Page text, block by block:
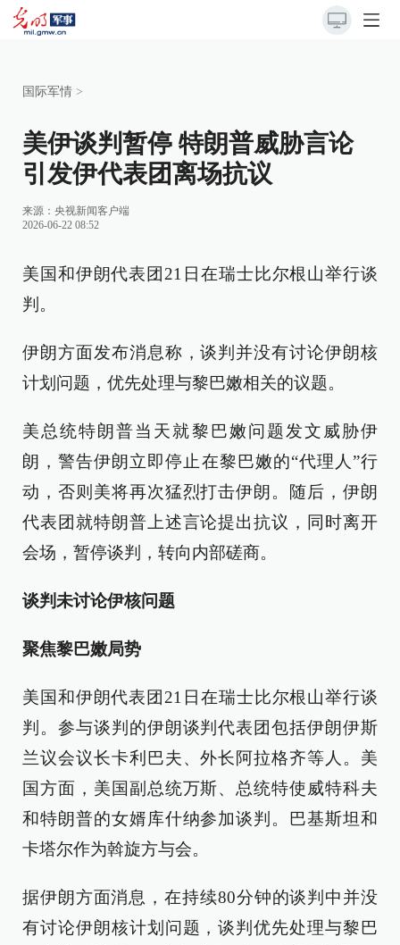
国际军情 >
美伊谈判暂停 特朗普威胁言论
引发伊代表团离场抗议
来源： 央视新闻客户端
2026-06-22 08:52
美国和伊朗代表团21日在瑞士比尔根山举行谈
判。
伊朗方面发布消息称，谈判并没有讨论伊朗核
计划问题，优先处理与黎巴嫩相关的议题。
美总统特朗普当天就黎巴嫩问题发文威胁伊
朗，警告伊朗立即停止在黎巴嫩的“代理人”行
动，否则美将再次猛烈打击伊朗。随后，伊朗
代表团就特朗普上述言论提出抗议，同时离开
会场，暂停谈判，转向内部磋商。
谈判未讨论伊核问题
聚焦黎巴嫩局势
美国和伊朗代表团21日在瑞士比尔根山举行谈
判。参与谈判的伊朗谈判代表团包括伊朗伊斯
兰议会议长卡利巴夫、外长阿拉格齐等人。美
国方面，美国副总统万斯、总统特使威特科夫
和特朗普的女婿库什纳参加谈判。巴基斯坦和
卡塔尔作为斡旋方与会。
据伊朗方面消息，在持续80分钟的谈判中并没
有讨论伊朗核计划问题，谈判优先处理与黎巴